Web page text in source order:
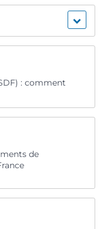
: comment
de